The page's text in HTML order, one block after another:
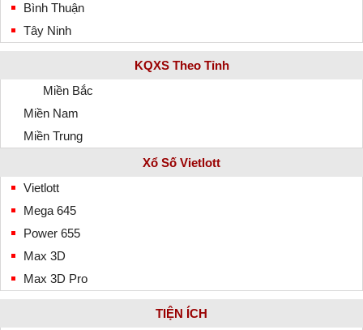
Bình Thuận
Tây Ninh
KQXS Theo Tỉnh
Miền Bắc
Miền Nam
Miền Trung
Xổ Số Vietlott
Vietlott
Mega 645
Power 655
Max 3D
Max 3D Pro
TIỆN ÍCH